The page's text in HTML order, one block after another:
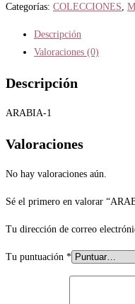
Categorías: COLECCIONES
Descripción
Valoraciones (0)
Descripción
ARABIA-1
Valoraciones
No hay valoraciones aún.
Sé el primero en valorar
Tu dirección de correo
Tu puntuación *